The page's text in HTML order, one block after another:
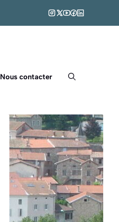
Nous contacter